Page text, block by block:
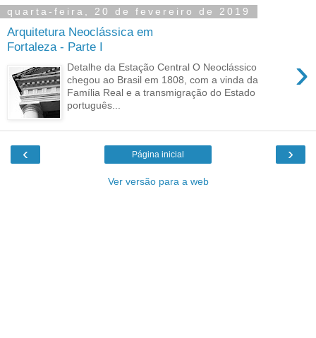
quarta-feira, 20 de fevereiro de 2019
Arquitetura Neoclássica em
Fortaleza - Parte I
›
Detalhe da Estação Central O Neoclássico
chegou ao Brasil em 1808, com a vinda da
Família Real e a transmigração do Estado
português...
‹ ›
Página inicial
Ver versão para a web